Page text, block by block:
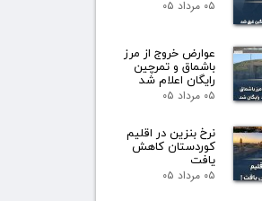
۰۵ مرداد ۰۵
عوارض خروج از مرز
باشماق و تمرچین
رایگان اعلام شد
۰۵ مرداد ۰۵
نرخ بنزین در اقلیم
کوردستان کاهش
یافت
۰۵ مرداد ۰۵